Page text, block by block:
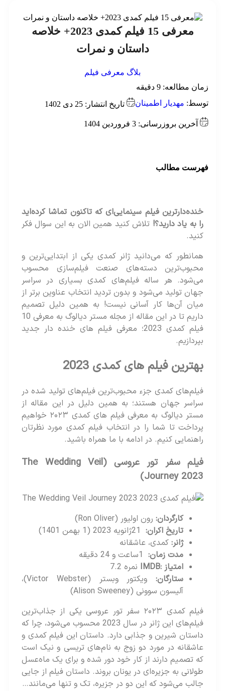
معرفی 15 فیلم کمدی 2023+ خلاصه
داستان و نمرات
معرفی فیلم
مطالعه: 9 دقیقه
مهدیار اطمینان تاریخ انتشار: 25 دی 1402
آخرین بروزرسانی: 3 فروردین 1404
مطالب
خنده‌دارترین فیلم سینمایی‌ای که تاکنون تماشا کرده‌اید
را به یاد دارید؟!تلاش کنید همین الان به این سوال فکر
همانطور که می‌دانید ژانر کمدی یکی از ابتدایی‌ترین و
محبوب‌ترین دسته‌های صنعت فیلم‌سازی محسوب
می‌شود. هر ساله فیلم‌های کمدی بسیاری در سراسر
جهان تولید می‌شود و بدون تردید انتخاب عناوین برتر از
میان آن‌ها کار آسانی نیست! به همین دلیل تصمیم
داریم تا در این مقاله از مجله مستر دیالوگ به معرفی 10
فیلم کمدی 2023؛ معرفی فیلم های خنده دار جدید
بپردازیم.
بهترین فیلم های کمدی 2023
فیلم‌های کمدی جزء محبوب‌ترین فیلم‌های تولید شده در
سراسر جهان هستند؛ به همین دلیل در این مقاله از
مستر دیالوگ به معرفی فیلم های کمدی ۲۰۲۳ خواهیم
پرداخت تا شما را در انتخاب فیلم کمدی مورد نظرتان
راهنمایی کنیم. در ادامه با ما همراه باشید.
فیلم سفر تور عروسی (The Wedding Veil
Journey 2023)
کارگردان:رون اولیور (Ron Oliver)
تاریخ اکران:21ژانویه 2023 (1 بهمن 1401)
کمدی، عاشقانه
مدت زمان:1ساعت و 24 دقیقه
امتیاز :IMDB
نمره 7.2
ستارگان:
ویکتور وبستر (Victor Webster)،
آلیسون سوونی (Alison Sweeney)
فیلم کمدی ۲۰۲۳ سفر تور عروسی یکی از جذاب‌ترین
فیلم‌های این ژانر در سال 2023 محسوب می‌شود، چرا که
داستان شیرین و جذابی دارد. داستان این فیلم کمدی و
عاشقانه در مورد دو زوج به نام‌های تریسی و نیک است
که تصمیم دارند از کار خود دور شده و برای یک ماه‌عسل
طولانی به جزیره‌ای در یونان بروند. داستان فیلم از جایی
جالب می‌شود که این دو در جزیره، تک و تنها می‌مانند…